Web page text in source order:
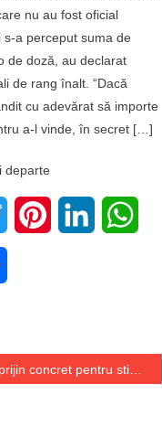
nu au fost oficial
s-a perceput suma de
de doză, au declarat
de rang înalt. “Dacă
cu adevărat să importe
a-l vinde, în secret […]
departe
Twitter PinterestLinkedIn